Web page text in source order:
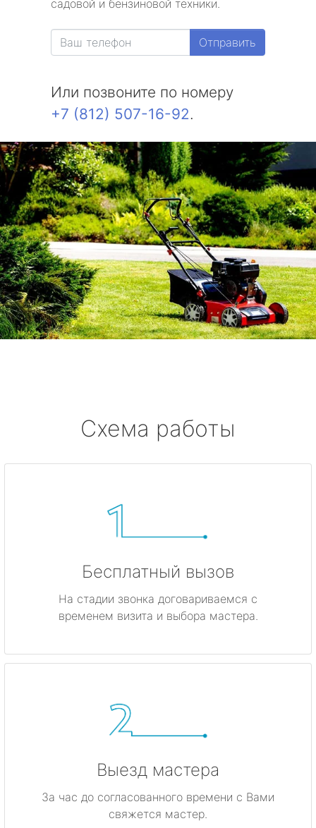
садовой и бензиновой техники.
Отправить
Или позвоните по номеру
+7 (812) 507-16-92.
Схема работы
Бесплатный вызов
На стадии звонка договариваемся с
временем визита и выбора мастера.
Выезд мастера
За час до согласованного времени с Вами
свяжется мастер.